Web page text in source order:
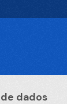
dados